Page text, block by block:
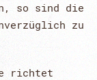
so sind die
zu
richtet